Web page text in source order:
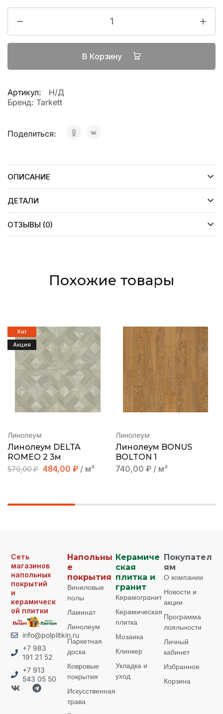
В Корзину
Артикул:
Н/Д
Бренд: Tarkett
Поделиться:
ОПИСАНИЕ
ДЕТАЛИ
ОТЗЫВЫ (0)
Похожие товары
Хит
Акция
Линолеум
Линолеум DELTA
ROMEO 2 3м
570,00₽ 484,00 ₽ / м²
Линолеум
Линолеум BONUS
BOLTON 1
740,00 ₽ / м²
Сеть
магазинов
напольных
покрытий
и
керамическ
ой плитки
info@polplitkin.ru
+7 983
191 21 52
+7 913
543 05 50
Напольны
е
покрытия
Виниловые
полы
Ламинат
Линолеум
Паркетная
доска
Ковровые
покрытия
Искусственная
трава
Керамиче
ская
плитка и
гранит
Керамогранит
Керамическая
плитка
Мозаика
Клинкер
Укладка и
уход
Покупател
ям
О компании
Новости и
акции
Программа
лояльности
Личный
кабинет
Избранное
Корзина